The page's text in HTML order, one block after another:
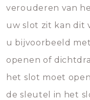
verouderen van
uw slot zit kan dit
u bijvoorbeeld
openen of
het slot moet
de sleutel in het